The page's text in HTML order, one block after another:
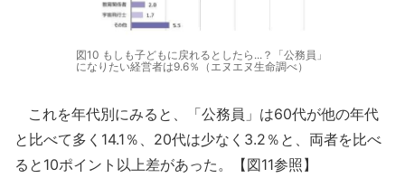
図10 もしも子どもに戻れるとしたら...？「公務員」
になりたい経営者は9.6％（エヌエヌ生命調べ）
これを年代別にみると、「公務員」は60代が他の年代
と比べて多く14.1％、20代は少なく3.2％と、両者を比べ
ると10ポイント以上差があった。【図11参照】